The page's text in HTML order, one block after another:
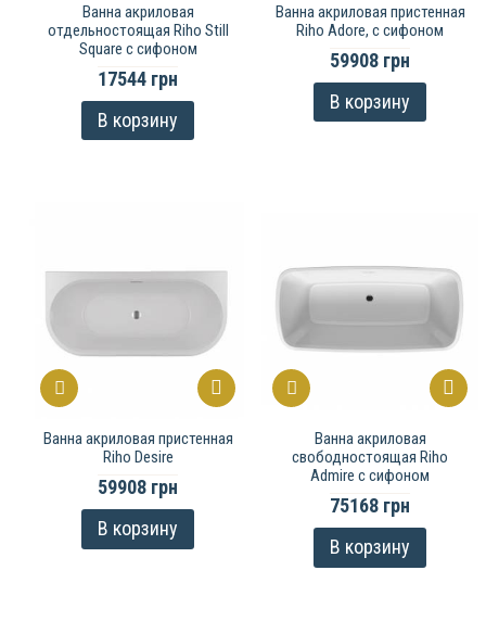
Ванна акриловая
отдельностоящая Riho Still
Square с сифоном
17544 грн
В корзину
Ванна акриловая пристенная
Riho Adore, с сифоном
59908 грн
В корзину
Ванна акриловая пристенная
Riho Desire
59908 грн
В корзину
Ванна акриловая
свободностоящая Riho
Admire с сифоном
75168 грн
В корзину